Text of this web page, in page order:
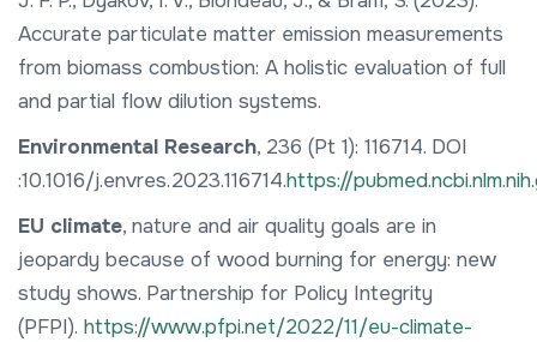
Accurate particulate matter emission measurements
from biomass combustion: A holistic evaluation of full
and partial flow dilution systems.
Environmental Research, 236 (Pt 1): 116714. DOI
:10.1016/j.envres.2023.116714.https://
EU climate, nature and air quality goals are in
jeopardy because of wood burning for energy: new
study shows. Partnership for Policy Integrity
(PFPI). https://www.pfpi.net/2022/11/eu-climate-